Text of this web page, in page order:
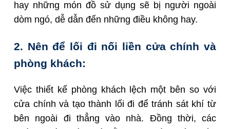
hay những món đồ sử dụng sẽ bị người ngoài
dòm ngó, dễ dẫn đến những điều không hay.
2. Nên để lối đi nối liền cửa chính và
phòng khách:
Việc thiết kế phòng khách lệch một bên so với
cửa chính và tạo thành lối đi để tránh sát khí từ
bên ngoài đi thẳng vào nhà. Đồng thời, các